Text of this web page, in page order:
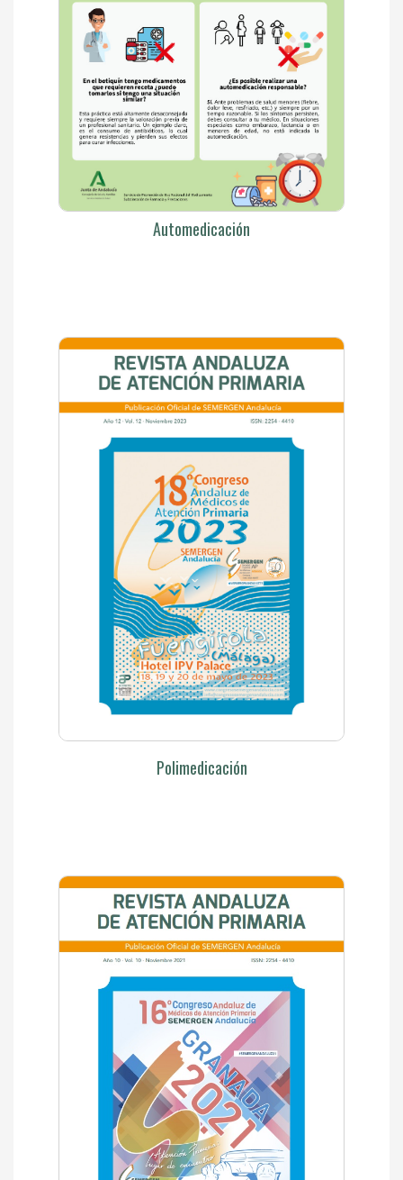
Automedicación
Polimedicación